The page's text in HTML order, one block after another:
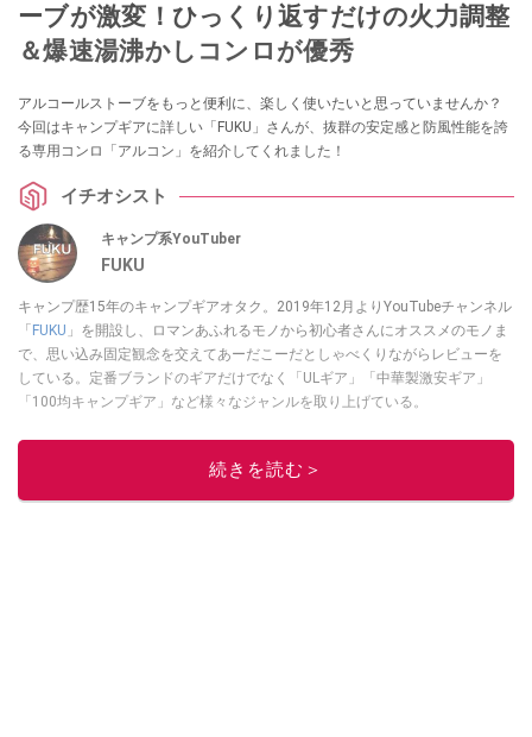
ーブが激変！ひっくり返すだけの火力調整
＆爆速湯沸かしコンロが優秀
アルコールストーブをもっと便利に、楽しく使いたいと思っていませんか？
今回はキャンプギアに詳しい「FUKU」さんが、抜群の安定感と防風性能を誇
る専用コンロ「アルコン」を紹介してくれました！
イチオシスト
キャンプ系YouTuber
FUKU
キャンプ歴15年のキャンプギアオタク。2019年12月よりYouTubeチャンネル
「 FUKU 」を開設し、ロマンあふれるモノから初心者さんにオススメのモノま
で、思い込み固定観念を交えてあーだこーだとしゃべくりながらレビューを
している。定番ブランドのギアだけでなく「ULギア」「中華製激安ギア」
「100均キャンプギア」など様々なジャンルを取り上げている。
このイチオシストの他の記事を読む
続きを読む＞